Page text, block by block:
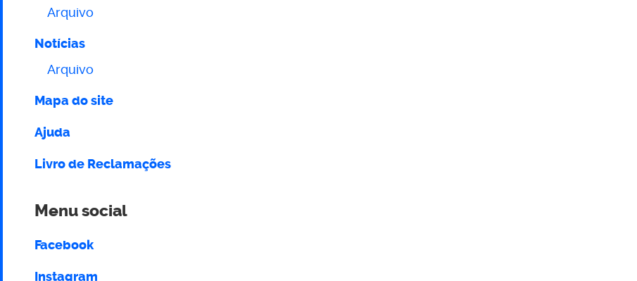
Arquivo
Notícias
Arquivo
Mapa do site
Ajuda
Livro de Reclamações
Menu social
Facebook
Instagram